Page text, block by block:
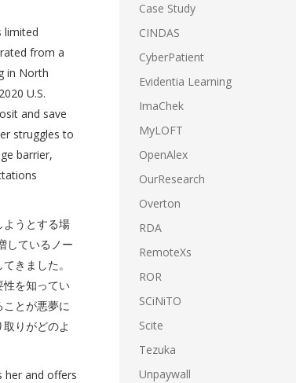
limited
from a
in North
U.S.
and save
struggles to
barrier,
ようとする場
しているノー
きました。
性を知ってい
とが悪夢に
りがどのよ
her and offers
Case Study
CINDAS
CyberPatient
Evidentia Learning
ImaChek
MyLOFT
OpenAlex
OurResearch
Overton
RDA
RemoteXs
ROR
SCiNiTO
Scite
Tezuka
Unpaywall